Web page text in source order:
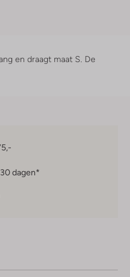
en draagt maat S. De
dagen*